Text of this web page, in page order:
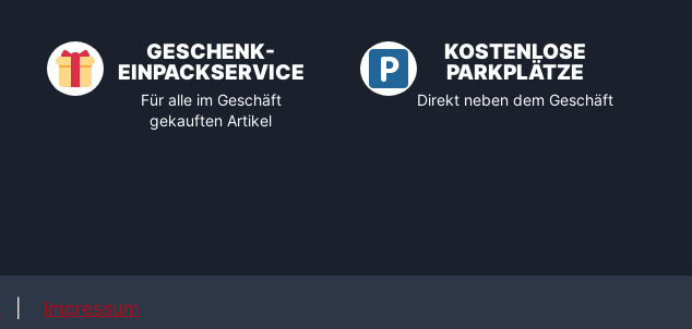
GESCHENK-
EINPACKSERVICE
Für alle im Geschäft
gekauften Artikel
KOSTENLOSE
PARKPLÄTZE
Direkt neben dem Geschäft
Impressum